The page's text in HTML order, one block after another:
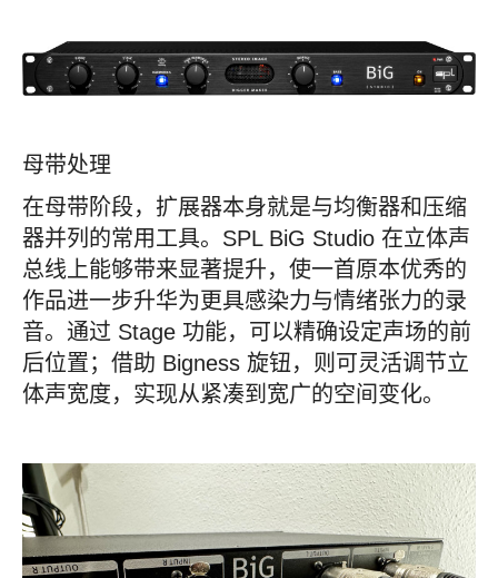
母带处理
在母带阶段，扩展器本身就是与均衡器和压缩
器并列的常用工具。SPL BiG Studio 在立体声
总线上能够带来显著提升，使一首原本优秀的
作品进一步升华为更具感染力与情绪张力的录
音。通过 Stage 功能，可以精确设定声场的前
后位置；借助 Bigness 旋钮，则可灵活调节立
体声宽度，实现从紧凑到宽广的空间变化。